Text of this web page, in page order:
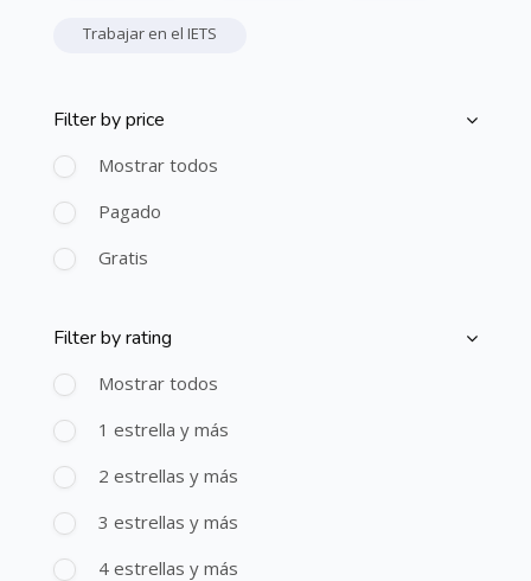
Trabajar en el IETS
Salta [Cocoon] Course Filter (Paid)
Filter by price
Mostrar todos
Pagado
Gratis
Salta [Cocoon] Course Filter (Rating)
Filter by rating
Mostrar todos
1 estrella y más
2 estrellas y más
3 estrellas y más
4 estrellas y más